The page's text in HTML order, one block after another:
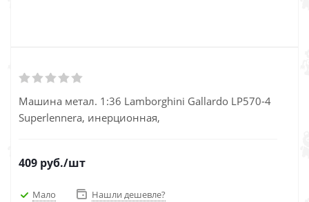
Машина метал. 1:36 Lamborghini Gallardo LP570-4
Superlennera, инерционная,
409 руб./шт
Мало Нашли дешевле?